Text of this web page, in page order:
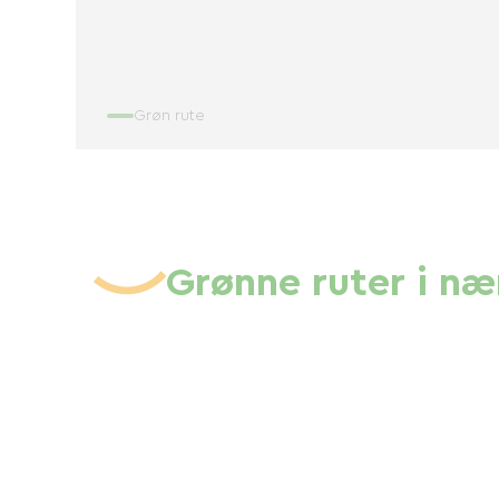
Grøn rute
Grønne ruter i